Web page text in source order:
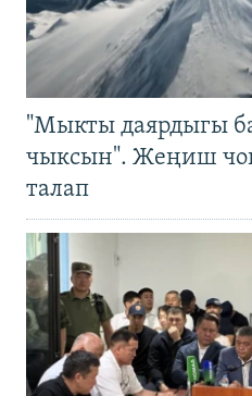
"Мыкты даярдыгы
чыксын". Жеңиш
талап